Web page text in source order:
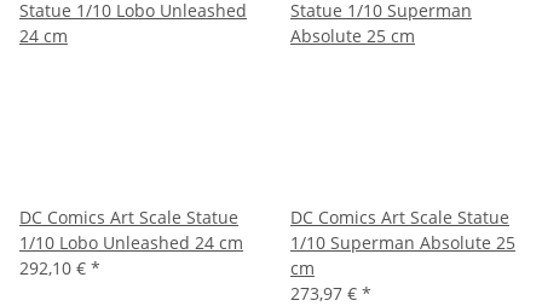
DC Comics Art Scale Statue
1/10 Lobo Unleashed 24 cm
292,10 € *
DC Comics Art Scale Statue
1/10 Superman Absolute 25
cm
273,97 € *